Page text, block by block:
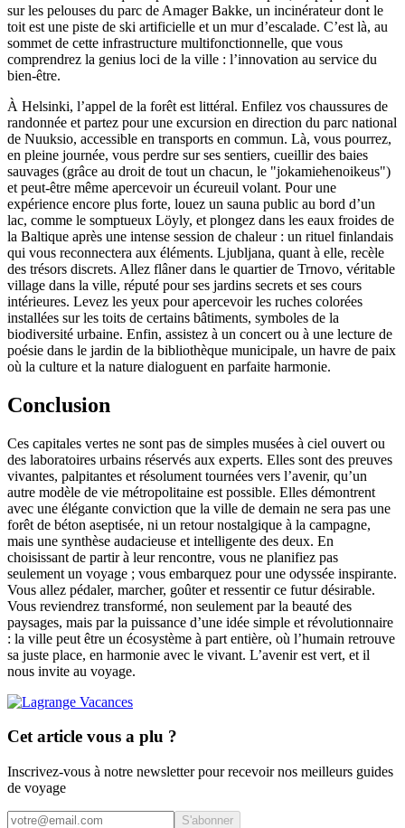
sur les pelouses du parc de Amager Bakke, un incinérateur dont le
toit est une piste de ski artificielle et un mur d’escalade. C’est là, au
sommet de cette infrastructure multifonctionnelle, que vous
comprendrez la genius loci de la ville : l’innovation au service du
bien-être.
À Helsinki, l’appel de la forêt est littéral. Enfilez vos chaussures de
randonnée et partez pour une excursion en direction du parc national
de Nuuksio, accessible en transports en commun. Là, vous pourrez,
en pleine journée, vous perdre sur ses sentiers, cueillir des baies
sauvages (grâce au droit de tout un chacun, le "jokamiehenoikeus")
et peut-être même apercevoir un écureuil volant. Pour une
expérience encore plus forte, louez un sauna public au bord d’un
lac, comme le somptueux Löyly, et plongez dans les eaux froides de
la Baltique après une intense session de chaleur : un rituel finlandais
qui vous reconnectera aux éléments. Ljubljana, quant à elle, recèle
des trésors discrets. Allez flâner dans le quartier de Trnovo, véritable
village dans la ville, réputé pour ses jardins secrets et ses cours
intérieures. Levez les yeux pour apercevoir les ruches colorées
installées sur les toits de certains bâtiments, symboles de la
biodiversité urbaine. Enfin, assistez à un concert ou à une lecture de
poésie dans le jardin de la bibliothèque municipale, un havre de paix
où la culture et la nature dialoguent en parfaite harmonie.
Conclusion
Ces capitales vertes ne sont pas de simples musées à ciel ouvert ou
des laboratoires urbains réservés aux experts. Elles sont des preuves
vivantes, palpitantes et résolument tournées vers l’avenir, qu’un
autre modèle de vie métropolitaine est possible. Elles démontrent
avec une élégante conviction que la ville de demain ne sera pas une
forêt de béton aseptisée, ni un retour nostalgique à la campagne,
mais une synthèse audacieuse et intelligente des deux. En
choisissant de partir à leur rencontre, vous ne planifiez pas
seulement un voyage ; vous embarquez pour une odyssée inspirante.
Vous allez pédaler, marcher, goûter et ressentir ce futur désirable.
Vous reviendrez transformé, non seulement par la beauté des
paysages, mais par la puissance d’une idée simple et révolutionnaire
: la ville peut être un écosystème à part entière, où l’humain retrouve
sa juste place, en harmonie avec le vivant. L’avenir est vert, et il
nous invite au voyage.
Cet article vous a plu ?
Inscrivez-vous à notre newsletter pour recevoir nos meilleurs guides
de voyage
S'abonner